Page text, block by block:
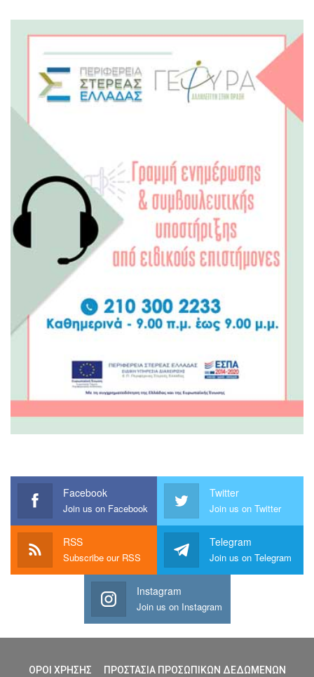
Facebook
Join us on Facebook
Twitter
Join us on Twitter
RSS
Subscribe our RSS
Telegram
Join us on Telegram
Instagram
Join us on Instagram
ΟΡΟΙ ΧΡΗΣΗΣ ΠΡΟΣΤΑΣΙΑ ΠΡΟΣΩΠΙΚΩΝ ΔΕΔΩΜΕΝΩΝ